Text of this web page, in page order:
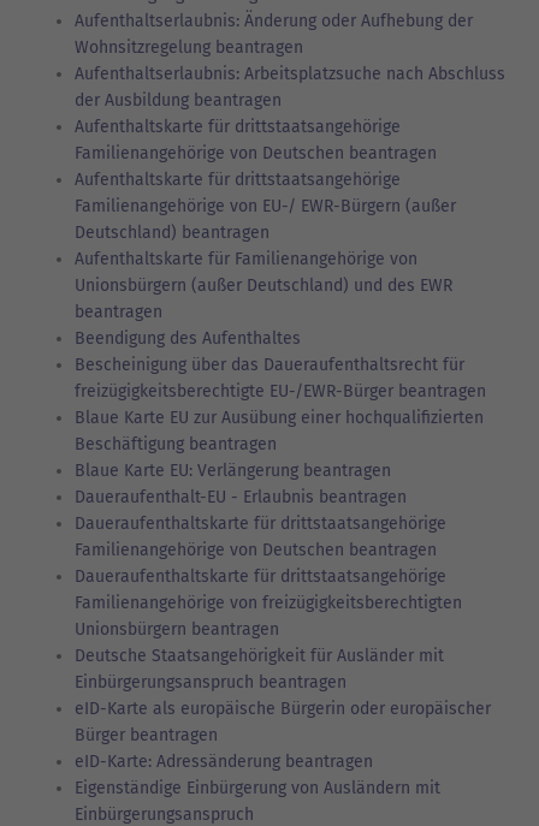
Aufenthaltserlaubnis: Änderung oder Aufhebung der
Wohnsitzregelung beantragen
Aufenthaltserlaubnis: Arbeitsplatzsuche nach Abschluss
der Ausbildung beantragen
Aufenthaltskarte für drittstaatsangehörige
Familienangehörige von Deutschen beantragen
Aufenthaltskarte für drittstaatsangehörige
Familienangehörige von EU-/ EWR-Bürgern (außer
Deutschland) beantragen
Aufenthaltskarte für Familienangehörige von
Unionsbürgern (außer Deutschland) und des EWR
beantragen
Beendigung des Aufenthaltes
Bescheinigung über das Daueraufenthaltsrecht für
freizügigkeitsberechtigte EU-/EWR-Bürger beantragen
Blaue Karte EU zur Ausübung einer hochqualifizierten
Beschäftigung beantragen
Blaue Karte EU: Verlängerung beantragen
Daueraufenthalt-EU - Erlaubnis beantragen
Daueraufenthaltskarte für drittstaatsangehörige
Familienangehörige von Deutschen beantragen
Daueraufenthaltskarte für drittstaatsangehörige
Familienangehörige von freizügigkeitsberechtigten
Unionsbürgern beantragen
Deutsche Staatsangehörigkeit für Ausländer mit
Einbürgerungsanspruch beantragen
eID-Karte als europäische Bürgerin oder europäischer
Bürger beantragen
eID-Karte: Adressänderung beantragen
Eigenständige Einbürgerung von Ausländern mit
Einbürgerungsanspruch